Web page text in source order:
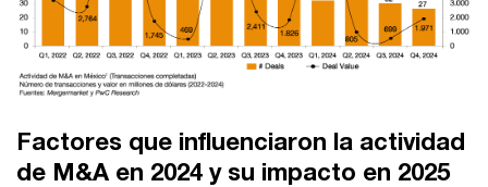
Factores que influenciaron la actividad
de M&A en 2024 y su impacto en 2025